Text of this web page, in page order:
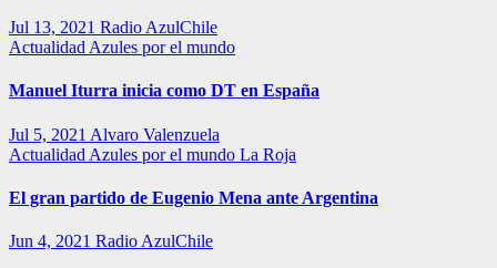
Jul 13, 2021 Radio AzulChile
Actualidad Azules por el mundo
Manuel Iturra inicia como DT en España
Jul 5, 2021 Alvaro Valenzuela
Actualidad Azules por el mundo La Roja
El gran partido de Eugenio Mena ante Argentina
Jun 4, 2021 Radio AzulChile